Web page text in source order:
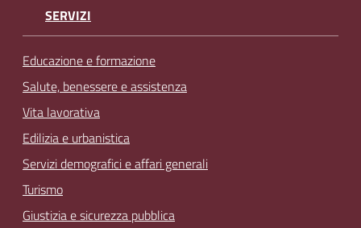
SERVIZI
Educazione e formazione
Salute, benessere e assistenza
Vita lavorativa
Edilizia e urbanistica
Servizi demografici e affari generali
Turismo
Giustizia e sicurezza pubblica